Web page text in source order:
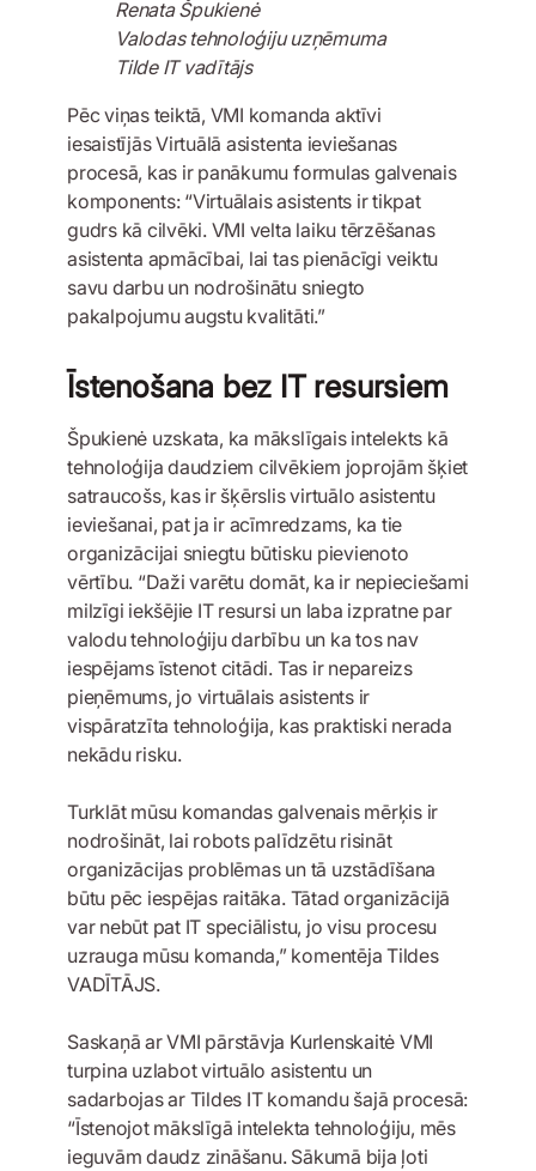
Renata Špukienė
Valodas tehnoloģiju uzņēmuma
Tilde IT vadītājs
Pēc viņas teiktā, VMI komanda aktīvi
iesaistījās Virtuālā asistenta ieviešanas
procesā, kas ir panākumu formulas galvenais
komponents: “Virtuālais asistents ir tikpat
gudrs kā cilvēki. VMI velta laiku tērzēšanas
asistenta apmācībai, lai tas pienācīgi veiktu
savu darbu un nodrošinātu sniegto
pakalpojumu augstu kvalitāti.”
Īstenošana bez IT resursiem
Špukienė uzskata, ka mākslīgais intelekts kā
tehnoloģija daudziem cilvēkiem joprojām šķiet
satraucošs, kas ir šķērslis virtuālo asistentu
ieviešanai, pat ja ir acīmredzams, ka tie
organizācijai sniegtu būtisku pievienoto
vērtību. “Daži varētu domāt, ka ir nepieciešami
milzīgi iekšējie IT resursi un laba izpratne par
valodu tehnoloģiju darbību un ka tos nav
iespējams īstenot citādi. Tas ir nepareizs
pieņēmums, jo virtuālais asistents ir
vispāratzīta tehnoloģija, kas praktiski nerada
nekādu risku.
Turklāt mūsu komandas galvenais mērķis ir
nodrošināt, lai robots palīdzētu risināt
organizācijas problēmas un tā uzstādīšana
būtu pēc iespējas raitāka. Tātad organizācijā
var nebūt pat IT speciālistu, jo visu procesu
uzrauga mūsu komanda,” komentēja Tildes
VADĪTĀJS.
Saskaņā ar VMI pārstāvja Kurlenskaitė VMI
turpina uzlabot virtuālo asistentu un
sadarbojas ar Tildes IT komandu šajā procesā:
“Īstenojot mākslīgā intelekta tehnoloģiju, mēs
ieguvām daudz zināšanu. Sākumā bija ļoti